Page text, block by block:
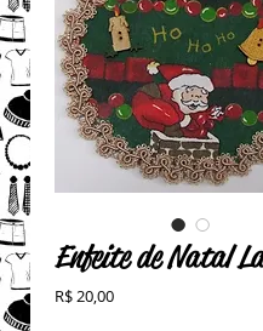
Enfeite de Natal
R$ 20,00Preço